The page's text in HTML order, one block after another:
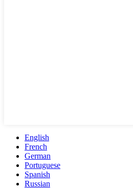
English
French
German
Portuguese
Spanish
Russian